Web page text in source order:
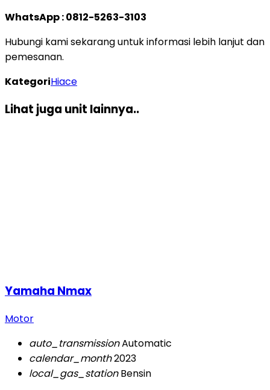
WhatsApp : 0812-5263-3103
Hubungi kami sekarang untuk informasi lebih lanjut dan
pemesanan.
KategoriHiace
Lihat juga unit lainnya..
Yamaha Nmax
Motor
auto_transmissionAutomatic
calendar_month2023
local_gas_stationBensin